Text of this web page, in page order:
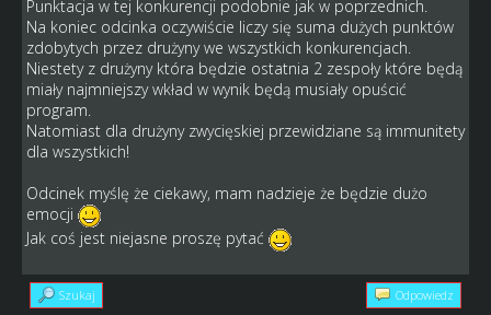
Punktacja w tej konkurencji podobnie jak w poprzednich.
Na koniec odcinka oczywiście liczy się suma dużych punktów
zdobytych przez drużyny we wszystkich konkurencjach.
Niestety z drużyny która będzie ostatnia 2 zespoły które będą
miały najmniejszy wkład w wynik będą musiały opuścić
program.
Natomiast dla drużyny zwycięskiej przewidziane są immunitety
dla wszystkich!
Odcinek myślę że ciekawy, mam nadzieje że będzie dużo
emocji
Jak coś jest niejasne proszę pytać
Szukaj Odpowiedz